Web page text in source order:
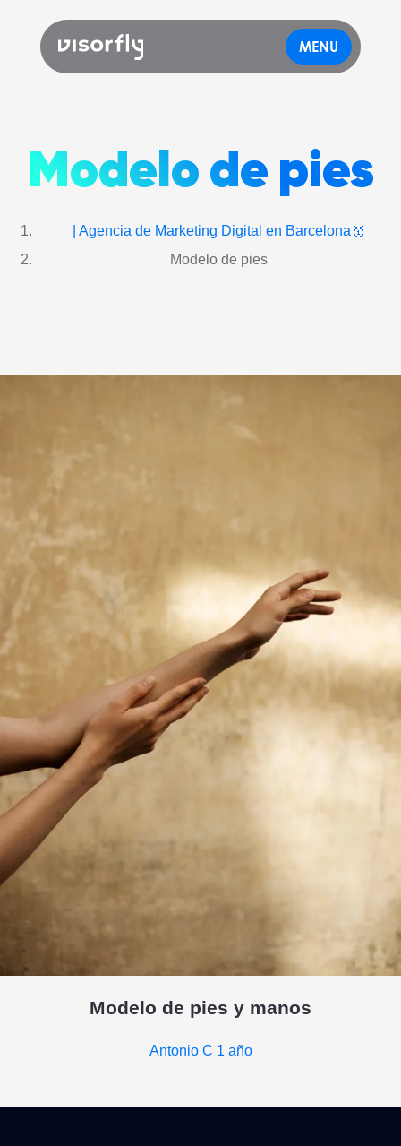
MENU
Modelo de pies
| Agencia de Marketing Digital en Barcelona🥇
Modelo de pies
Modelo de pies y manos
Antonio C 1 año